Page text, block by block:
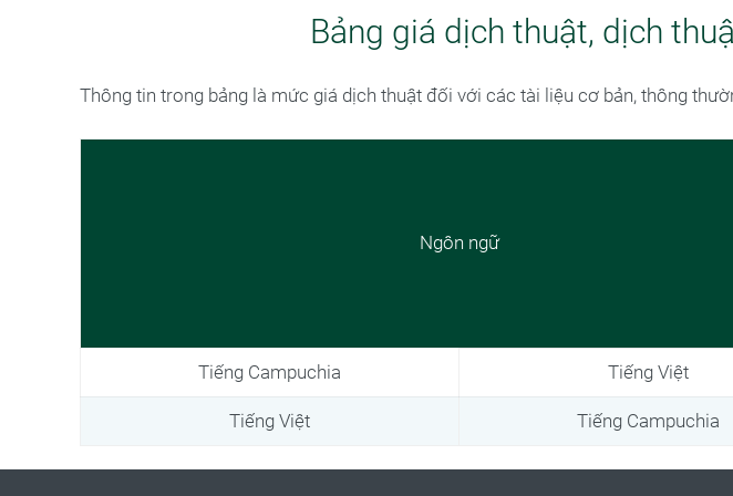
Bảng giá dịch thuật, dịch
Thông tin trong bảng là mức giá dịch thuật đối với các tài liệu cơ bản, thông
Ngôn ngữ
Tiếng Campuchia Tiếng Việt
Tiếng Việt Tiếng Campuchia